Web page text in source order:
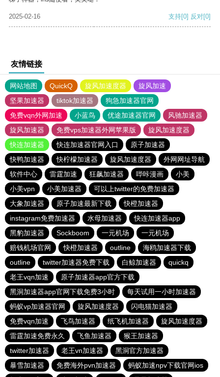
2025-02-16 支持[0] 反对[0]
友情链接
网站地图 QuickQ 旋风加速度器
旋风加速
坚果加速器
tiktok加速器
狗急加速器官网
免费vqn外网加速
小蓝鸟 优途加速器官网
风驰加速器
旋风加速器
免费vps加速器外网苹果版
旋风加速度器
快连加速器
快连加速器官网入口
原子加速器
快鸭加速器
快柠檬加速器 旋风加速度器
外网网址导航
软件中心
雷霆加速 狂飙加速器 哔咔漫画
小美
小美vpn
小美加速器
可以上twitter的免费加速器
大象加速器
原子加速最新下载
快橙加速器
instagram免费加速器
水母加速器
快连加速器app
黑豹加速器
Sockboom 一元机场
一元机场
赔钱机场官网
快橙加速器 outline
海鸥加速器下载
outline
twitter加速器免费下载 白鲸加速器
quickq
老王vqn加速
原子加速器app官方下载
黑洞加速器app官网下载免费3小时
每天试用一小时加速器
蚂蚁vp加速器官网
旋风加速度器
闪电猫加速器
免费vqn加速
飞鸟加速器 纸飞机加速器
旋风加速度器
雷霆加速免费永久
飞鱼加速器
猴王加速器
twitter加速器
老王vn加速器
黑洞官方加速器
暴雪加速器
免费海外pvn加速器
蚂蚁加速npv下载官网ios